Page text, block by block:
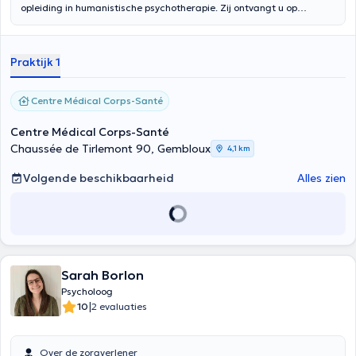
opleiding in humanistische psychotherapie. Zij ontvangt u op
Corps-Santé, Gembloux. Zij luistert naar haar patiënten en zal elk
Praktijk 1
Centre Médical Corps-Santé
Centre Médical Corps-Santé
Chaussée de Tirlemont 90, Gembloux
4,1 km
Volgende beschikbaarheid Alles zien
Sarah Borlon
Psycholoog
10|2 evaluaties
Over de zorgverlener